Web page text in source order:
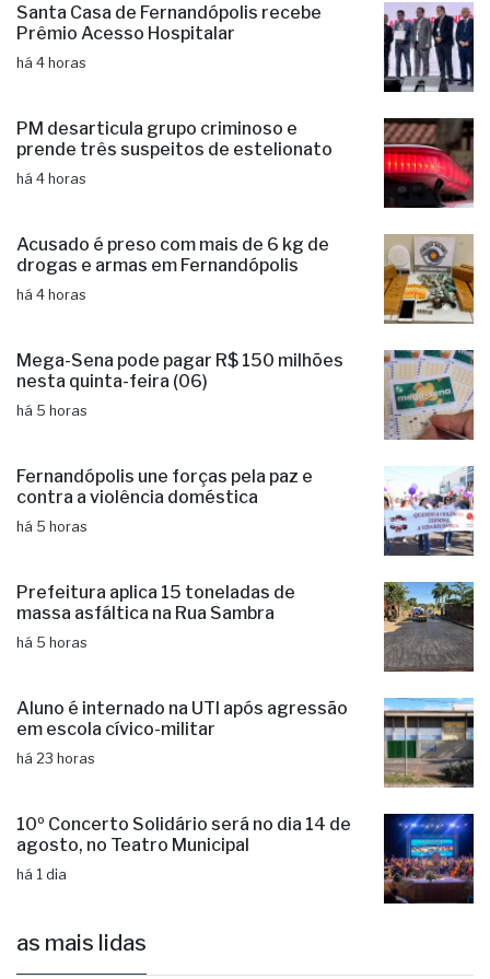
Santa Casa de Fernandópolis recebe
Prêmio Acesso Hospitalar
há 4 horas
PM desarticula grupo criminoso e
prende três suspeitos de estelionato
há 4 horas
Acusado é preso com mais de 6 kg de
drogas e armas em Fernandópolis
há 4 horas
Mega-Sena pode pagar R$ 150 milhões
nesta quinta-feira (06)
há 5 horas
Fernandópolis une forças pela paz e
contra a violência doméstica
há 5 horas
Prefeitura aplica 15 toneladas de
massa asfáltica na Rua Sambra
há 5 horas
Aluno é internado na UTI após agressão
em escola cívico-militar
há 23 horas
10º Concerto Solidário será no dia 14 de
agosto, no Teatro Municipal
há 1 dia
as mais lidas